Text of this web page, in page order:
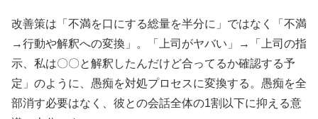
改善策は「不満を口にする総量を半分に」ではなく「不満
→行動や解釈への変換」。「上司がヤバい」→「上司の指
示、私は〇〇と解釈したんだけど合ってるか確認する予
定」のように、愚痴を対処プロセスに変換する。愚痴を全
部消す必要はなく、彼との会話全体の1割以下に抑える意